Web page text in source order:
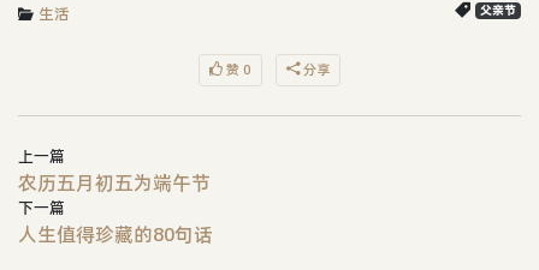
生活 父亲节
赞 0 分享
上一篇
农历五月初五为端午节
下一篇
人生值得珍藏的80句话